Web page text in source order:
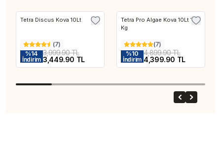
Kargo Bedava
Tetra Discus Kova 10Lt
(7)
%14
İndirim
3,999.90 TL
3,449.90 TL
Kargo Bedava
Tetra Pro Algae Kova 10Lt 1.9
Kg
(7)
%10
İndirim
4,899.90 TL
4,399.90 TL